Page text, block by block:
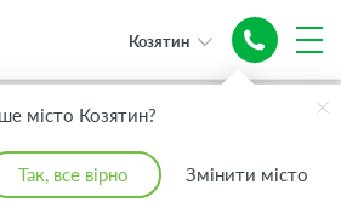
місто Козятин?
Так, все вірно Змінити місто
Козятин
Інтернет S 1 Гбіт/с GPON